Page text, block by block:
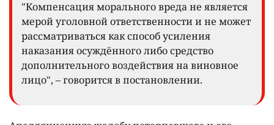
"Компенсация морального вреда не является
мерой уголовной ответственности и не может
рассматриваться как способ усиления
наказания осуждённого либо средство
дополнительного воздействия на виновное
лицо", – говорится в постановлении.